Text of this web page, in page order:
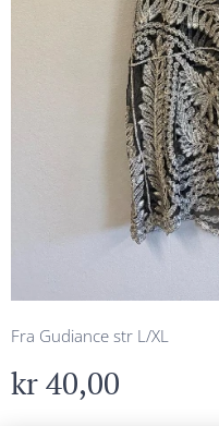
Fra Gudiance str L/XL
kr40,00